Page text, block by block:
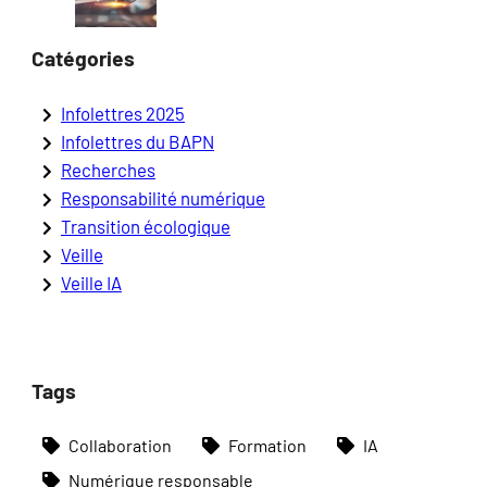
Catégories
Infolettres 2025
Infolettres du BAPN
Recherches
Responsabilité numérique
Transition écologique
Veille
Veille IA
Tags
Collaboration Formation
IA
Numérique responsable